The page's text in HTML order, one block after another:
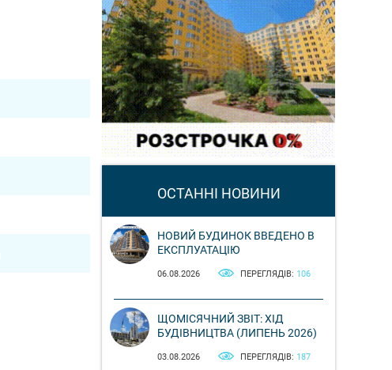
ОСТАННІ НОВИНИ
НОВИЙ БУДИНОК ВВЕДЕНО В
ЕКСПЛУАТАЦІЮ
06.08.2026 ПЕРЕГЛЯДІВ: 106
ЩОМІСЯЧНИЙ ЗВІТ: ХІД
БУДІВНИЦТВА (ЛИПЕНЬ 2026)
03.08.2026 ПЕРЕГЛЯДІВ: 187